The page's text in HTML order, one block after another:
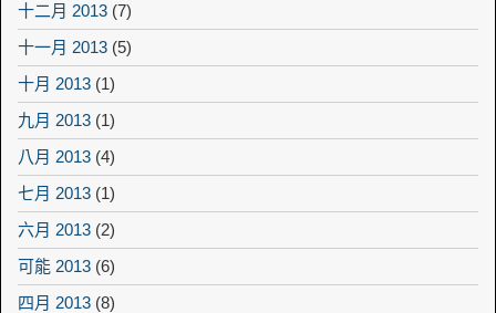
十二月 2013 (7)
十一月 2013 (5)
十月 2013 (1)
九月 2013 (1)
八月 2013 (4)
七月 2013 (1)
六月 2013 (2)
可能 2013 (6)
四月 2013 (8)